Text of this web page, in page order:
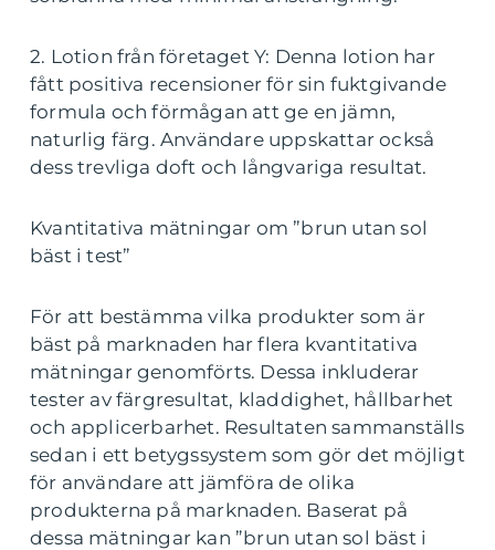
2. Lotion från företaget Y: Denna lotion har
fått positiva recensioner för sin fuktgivande
formula och förmågan att ge en jämn,
naturlig färg. Användare uppskattar också
dess trevliga doft och långvariga resultat.
Kvantitativa mätningar om ”brun utan sol
bäst i test”
För att bestämma vilka produkter som är
bäst på marknaden har flera kvantitativa
mätningar genomförts. Dessa inkluderar
tester av färgresultat, kladdighet, hållbarhet
och applicerbarhet. Resultaten sammanställs
sedan i ett betygssystem som gör det möjligt
för användare att jämföra de olika
produkterna på marknaden. Baserat på
dessa mätningar kan ”brun utan sol bäst i